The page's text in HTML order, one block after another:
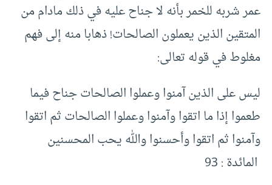
عمر شربه للخمر بأنه لا جناح عليه في ذلك مادام من
المتقين الذين يعملون الصالحات! ذهابا منه إلى فهم
مغلوط في قوله تعالى:
ليس على الذين آمنوا وعملوا الصالحات جناح فيما
طعموا إذا ما اتقوا وآمنوا وعملوا الصالحات ثم اتقوا
وآمنوا ثم اتقوا وأحسنوا والله يحب المحسنين
المائدة : 93